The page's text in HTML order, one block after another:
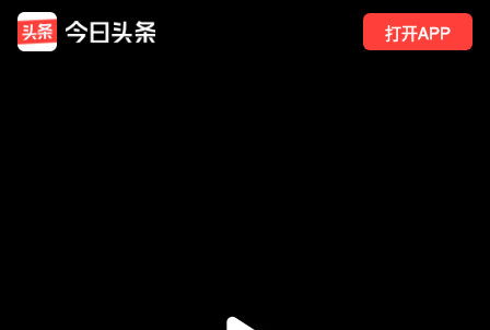
打开APP